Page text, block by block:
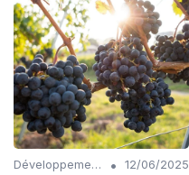
Développement Durable •
12/06/2025